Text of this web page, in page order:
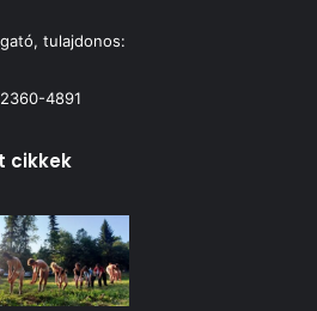
tulajdonos:
4891
cikkek